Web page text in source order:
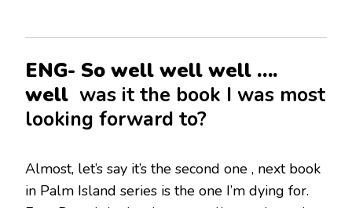
ENG- So well well well ….
well was it the book I was most
looking forward to?
Almost, let’s say it’s the second one , next book
in Palm Island series is the one I’m dying for.